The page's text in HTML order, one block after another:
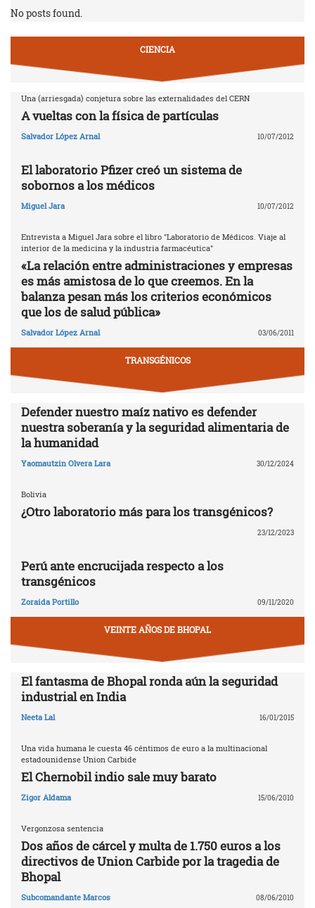
No posts found.
CIENCIA
Una (arriesgada) conjetura sobre las externalidades del CERN
A vueltas con la física de partículas
Salvador López Arnal 10/07/2012
El laboratorio Pfizer creó un sistema de
sobornos a los médicos
Miguel Jara 10/07/2012
Entrevista a Miguel Jara sobre el libro "Laboratorio de Médicos. Viaje al
interior de la medicina y la industria farmacéutica"
«La relación entre administraciones y empresas
es más amistosa de lo que creemos. En la
balanza pesan más los criterios económicos
que los de salud pública»
Salvador López Arnal 03/06/2011
TRANSGÉNICOS
Defender nuestro maíz nativo es defender
nuestra soberanía y la seguridad alimentaria de
la humanidad
Yaomautzin Olvera Lara 30/12/2024
Bolivia
¿Otro laboratorio más para los transgénicos?
23/12/2023
Perú ante encrucijada respecto a los
transgénicos
Zoraida Portillo 09/11/2020
VEINTE AÑOS DE BHOPAL
El fantasma de Bhopal ronda aún la seguridad
industrial en India
Neeta Lal 16/01/2015
Una vida humana le cuesta 46 céntimos de euro a la multinacional
estadounidense Union Carbide
El Chernobil indio sale muy barato
Zigor Aldama 15/06/2010
Vergonzosa sentencia
Dos años de cárcel y multa de 1.750 euros a los
directivos de Union Carbide por la tragedia de
Bhopal
Subcomandante Marcos 08/06/2010